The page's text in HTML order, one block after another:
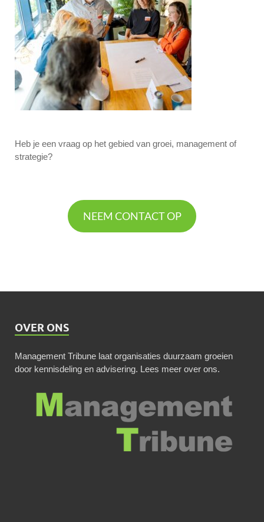
Heb je een vraag op het gebied van groei, management of
strategie?
NEEM CONTACT OP
OVER ONS
Management Tribune laat organisaties duurzaam groeien
door kennisdeling en advisering. Lees meer over ons.